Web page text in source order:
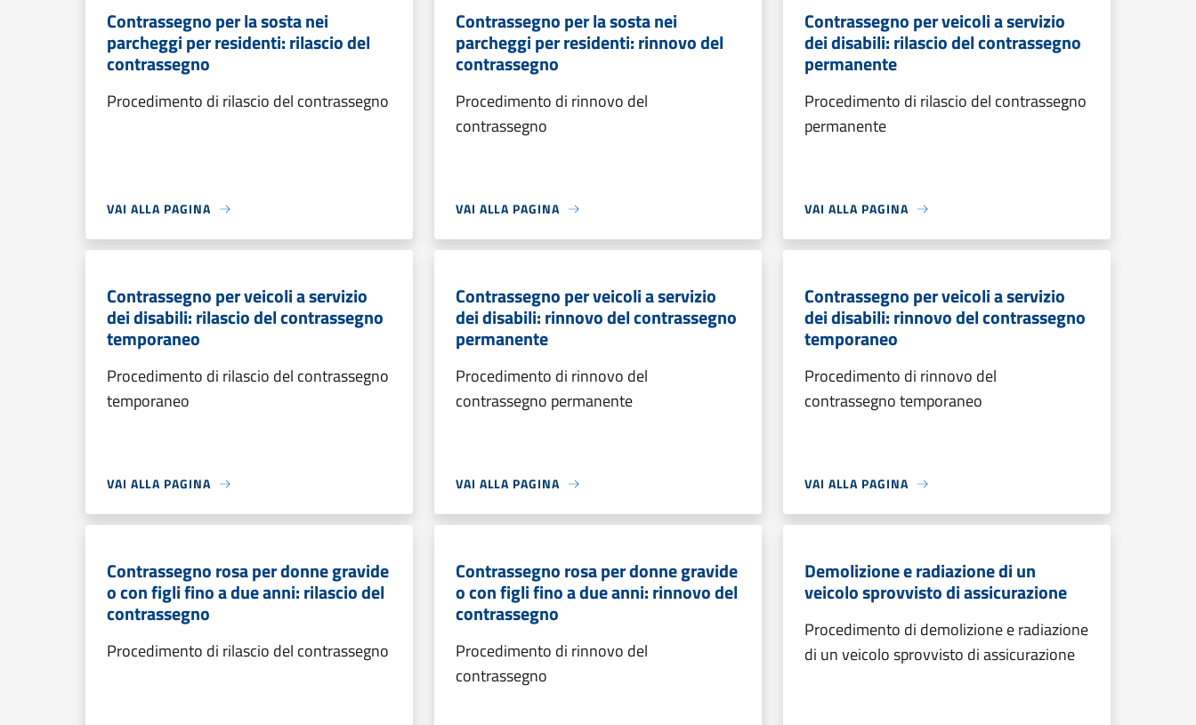
Contrassegno per la sosta nei
parcheggi per residenti: rilascio del
contrassegno
Procedimento di rilascio del contrassegno
VAI ALLA PAGINA
Contrassegno per la sosta nei
parcheggi per residenti: rinnovo del
contrassegno
Procedimento di rinnovo del
contrassegno
VAI ALLA PAGINA
Contrassegno per veicoli a servizio
dei disabili: rilascio del contrassegno
permanente
Procedimento di rilascio del contrassegno
permanente
VAI ALLA PAGINA
Contrassegno per veicoli a servizio
dei disabili: rilascio del contrassegno
temporaneo
Procedimento di rilascio del contrassegno
temporaneo
VAI ALLA PAGINA
Contrassegno per veicoli a servizio
dei disabili: rinnovo del contrassegno
permanente
Procedimento di rinnovo del
contrassegno permanente
VAI ALLA PAGINA
Contrassegno per veicoli a servizio
dei disabili: rinnovo del contrassegno
temporaneo
Procedimento di rinnovo del
contrassegno temporaneo
VAI ALLA PAGINA
Contrassegno rosa per donne gravide
o con figli fino a due anni: rilascio del
contrassegno
Procedimento di rilascio del contrassegno
Contrassegno rosa per donne gravide
o con figli fino a due anni: rinnovo del
contrassegno
Procedimento di rinnovo del
contrassegno
Demolizione e radiazione di un
veicolo sprovvisto di assicurazione
Procedimento di demolizione e radiazione
di un veicolo sprovvisto di assicurazione